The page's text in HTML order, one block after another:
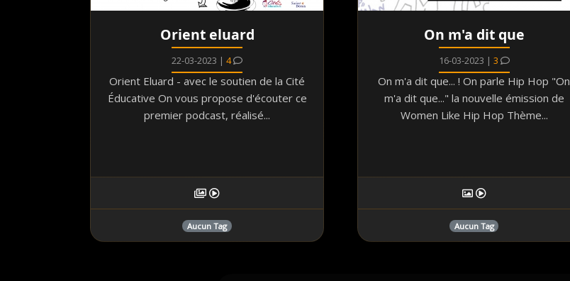
Orient eluard
22-03-2023 | 4
Orient Eluard - avec le soutien de la Cité
Éducative On vous propose d'écouter ce
premier podcast, réalisé...
Aucun Tag
On m'a dit que
16-03-2023 | 3
On m'a dit que... ! On parle Hip Hop "On
m'a dit que..." la nouvelle émission de
Women Like Hip Hop Thème...
Aucun Tag